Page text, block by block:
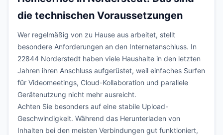
die technischen Voraussetzungen
Wer regelmäßig von zu Hause aus arbeitet, stellt
besondere Anforderungen an den Internetanschluss. In
22844 Norderstedt haben viele Haushalte in den letzten
Jahren ihren Anschluss aufgerüstet, weil einfaches Surfen
für Videomeetings, Cloud-Kollaboration und parallele
Gerätenutzung nicht mehr ausreicht.
Achten Sie besonders auf eine stabile Upload-
Geschwindigkeit. Während das Herunterladen von
Inhalten bei den meisten Verbindungen gut funktioniert,